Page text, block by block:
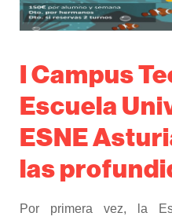
I Campus
Escuela
ESNE
las
Por primera vez, la